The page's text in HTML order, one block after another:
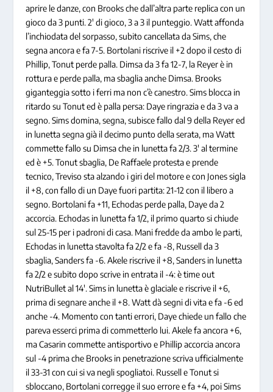
aprire le danze, con Brooks che dall’altra parte replica con un
gioco da 3 punti. 2′ di gioco, 3 a 3 il punteggio. Watt affonda
l’inchiodata del sorpasso, subito cancellata da Sims, che
segna ancora e fa 7-5. Bortolani riscrive il +2 dopo il cesto di
Phillip, Tonut perde palla. Dimsa da 3 fa 12-7, la Reyer è in
rottura e perde palla, ma sbaglia anche Dimsa. Brooks
giganteggia sotto i ferri ma non c’è canestro. Sims blocca in
ritardo su Tonut ed è palla persa: Daye ringrazia e da 3 va a
segno. Sims domina, segna, subisce fallo dal 9 della Reyer ed
in lunetta segna già il decimo punto della serata, ma Watt
commette fallo su Dimsa che in lunetta fa 2/3. 3′ al termine
ed è +5. Tonut sbaglia, De Raffaele protesta e prende
tecnico, Treviso sta alzando i giri del motore e con Jones sigla
il +8, con fallo di un Daye fuori partita: 21-12 con il libero a
segno. Bortolani fa +11, Echodas perde palla, Daye da 2
accorcia. Echodas in lunetta fa 1/2, il primo quarto si chiude
sul 25-15 per i padroni di casa. Mani fredde da ambo le parti,
Echodas in lunetta stavolta fa 2/2 e fa -8, Russell da 3
sbaglia, Sanders fa -6. Akele riscrive il +8, Sanders in lunetta
fa 2/2 e subito dopo scrive in entrata il -4: è time out
NutriBullet al 14′. Sims in lunetta è glaciale e riscrive il +6,
prima di segnare anche il +8. Watt dà segni di vita e fa -6 ed
anche -4. Momento con tanti errori, Daye chiede un fallo che
pareva esserci prima di commetterlo lui. Akele fa ancora +6,
ma Casarin commette antisportivo e Phillip accorcia ancora
sul -4 prima che Brooks in penetrazione scriva ufficialmente
il 33-31 con cui si va negli spogliatoi. Russell e Tonut si
sbloccano, Bortolani corregge il suo errore e fa +4, poi Sims